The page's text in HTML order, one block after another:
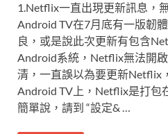
1.Netflix一直出現更新訊息，
Android TV在7月底有一版韌
良，或是說此次更新有包含
Android系統，Netflix無法開
清，一直誤以為要更新Netflix
Android TV上，Netflix是打包
簡單說，請到 “設定& …